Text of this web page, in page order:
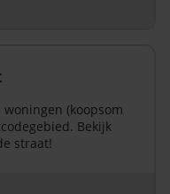
(koopsom
Bekijk
straat!